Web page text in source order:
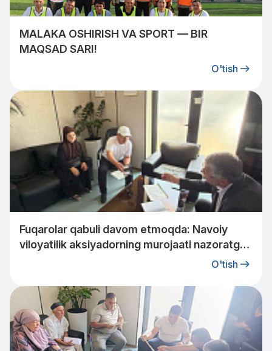
MALAKA OSHIRISH VA SPORT — BIR
MAQSAD SARI!
O'tish
Fuqarolar qabuli davom etmoqda: Navoiy
viloyatilik aksiyadorning murojaati nazoratga
O'tish